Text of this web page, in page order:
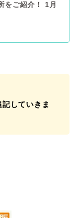
をご紹介！ 1月
していきま